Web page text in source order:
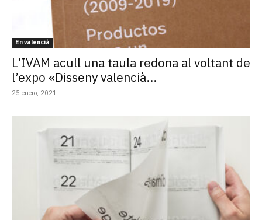
En valencià
L’IVAM acull una taula redona al voltant de
l’expo «Disseny valencià...
25 enero, 2021